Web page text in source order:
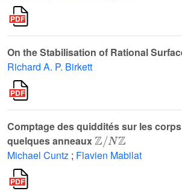
On the Stabilisation of Rational
Richard A. P. Birkett
Comptage des quiddités sur les
quelques anneaux
Z/NZ
Michael Cuntz ; Flavien Mabilat